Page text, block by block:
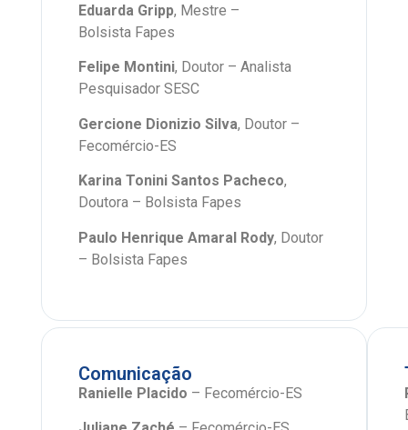
Eduarda Gripp, Mestre –
Bolsista Fapes
Felipe Montini, Doutor – Analista
Pesquisador SESC
Gercione Dionizio Silva, Doutor –
Fecomércio-ES
Karina Tonini Santos Pacheco,
Doutora – Bolsista Fapes
Paulo Henrique Amaral Rody, Doutor
– Bolsista Fapes
Comunicação
Ranielle Placido – Fecomércio-ES